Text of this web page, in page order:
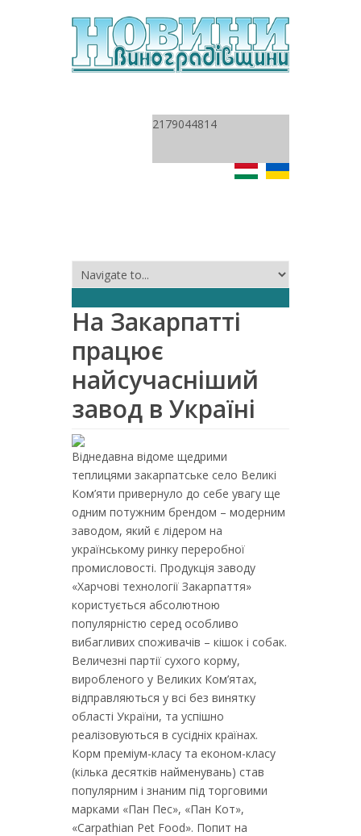
2179044814
На Закарпатті
працює
найсучасніший
завод в Україні
Віднедавна відоме щедрими
теплицями закарпатське село Великі
Ком’яти привернуло до себе увагу ще
одним потужним брендом – модерним
заводом, який є лідером на
українському ринку переробної
промисловості. Продукція заводу
«Харчові технології Закарпаття»
користується абсолютною
популярністю серед особливо
вибагливих споживачів – кішок і собак.
Величезні партії сухого корму,
виробленого у Великих Ком’ятах,
відправляються у всі без винятку
області України, та успішно
реалізовуються в сусідніх країнах.
Корм преміум-класу та економ-класу
(кілька десятків найменувань) став
популярним і знаним під торговими
марками «Пан Пес», «Пан Кот»,
«Carpathian Pet Food». Попит на